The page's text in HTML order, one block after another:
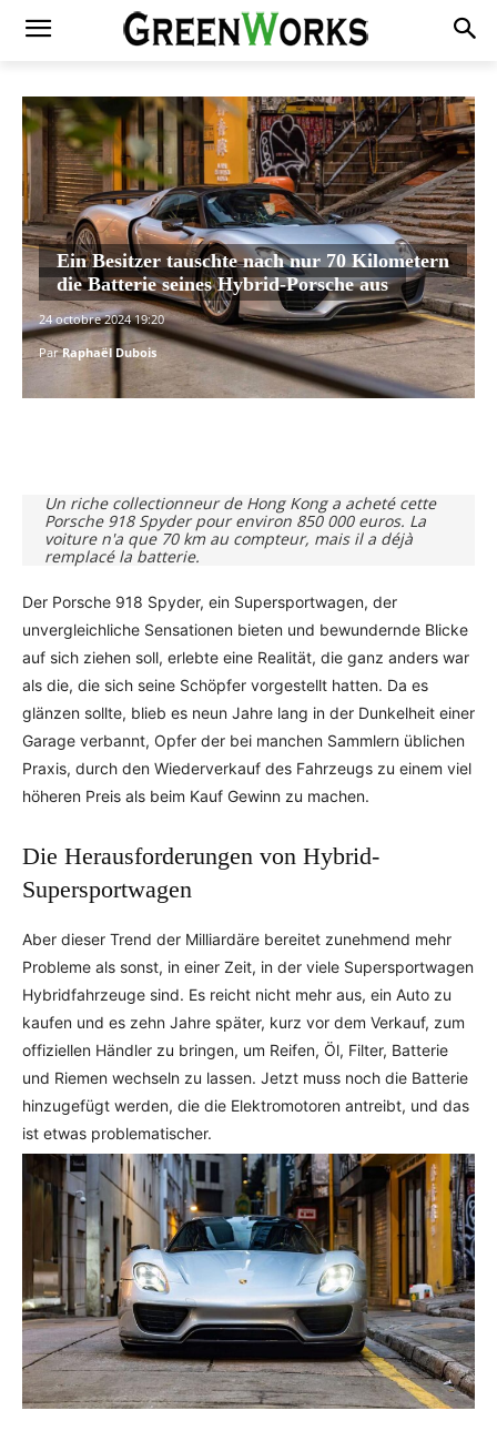
Ein Besitzer tauschte nach nur 70 Kilometern
die Batterie seines Hybrid-Porsche aus
24 octobre 2024 19:20
Par Raphaël Dubois
Un riche collectionneur de Hong Kong a acheté cette
Porsche 918 Spyder pour environ 850 000 euros. La
voiture n'a que 70 km au compteur, mais il a déjà
remplacé la batterie.
Der Porsche 918 Spyder, ein Supersportwagen, der
unvergleichliche Sensationen bieten und bewundernde Blicke
auf sich ziehen soll, erlebte eine Realität, die ganz anders war
als die, die sich seine Schöpfer vorgestellt hatten. Da es
glänzen sollte, blieb es neun Jahre lang in der Dunkelheit einer
Garage verbannt, Opfer der bei manchen Sammlern üblichen
Praxis, durch den Wiederverkauf des Fahrzeugs zu einem viel
höheren Preis als beim Kauf Gewinn zu machen.
Die Herausforderungen von Hybrid-
Supersportwagen
Aber dieser Trend der Milliardäre bereitet zunehmend mehr
Probleme als sonst, in einer Zeit, in der viele Supersportwagen
Hybridfahrzeuge sind. Es reicht nicht mehr aus, ein Auto zu
kaufen und es zehn Jahre später, kurz vor dem Verkauf, zum
offiziellen Händler zu bringen, um Reifen, Öl, Filter, Batterie
und Riemen wechseln zu lassen. Jetzt muss noch die Batterie
hinzugefügt werden, die die Elektromotoren antreibt, und das
ist etwas problematischer.